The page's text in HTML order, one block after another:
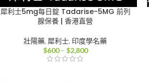
犀利士5mg每日錠 Tadarise-5MG 前列
腺保養 | 香港直營
壯陽藥, 犀利士, 印度學名藥
$600 – $2,800價